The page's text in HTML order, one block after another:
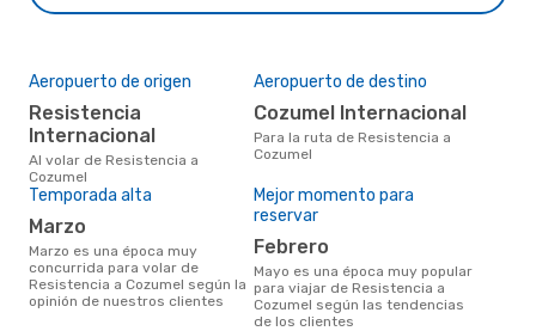
Aeropuerto de origen
Resistencia
Internacional
Al volar de Resistencia a
Cozumel
Aeropuerto de destino
Cozumel Internacional
Para la ruta de Resistencia a
Cozumel
Temporada alta
marzo
marzo es una época muy
concurrida para volar de
Resistencia a Cozumel según la
opinión de nuestros clientes
Mejor momento para
reservar
febrero
mayo es una época muy popular
para viajar de Resistencia a
Cozumel según las tendencias
de los clientes